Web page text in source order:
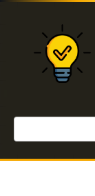
Перейти
контенту
Поиск: